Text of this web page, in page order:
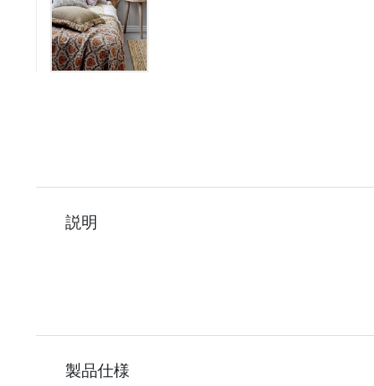
説明
製品仕様